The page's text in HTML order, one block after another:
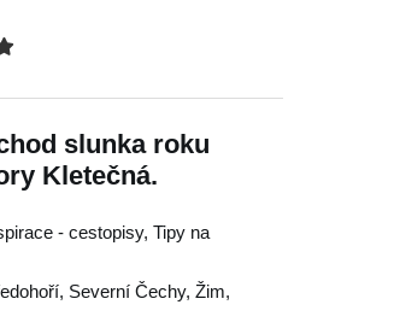
slunka roku
Kletečná.
- cestopisy, Tipy na
, Severní Čechy, Žim,